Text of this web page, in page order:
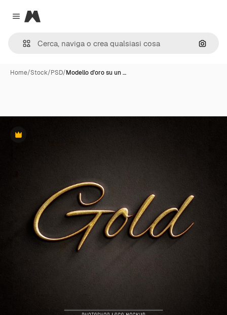
Close menu
Magnific
Cerca
Home/Stock/PSD/Modello d'oro su un …
Premium